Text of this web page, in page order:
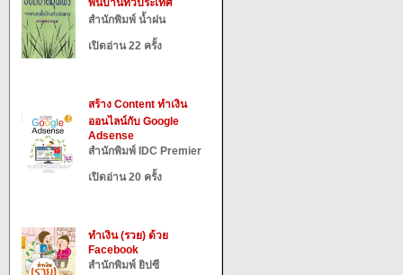
พื้นบ้านทั่วประเทศ
สำนักพิมพ์ น้ำฝน
เปิดอ่าน 22 ครั้ง
สร้าง Content ทำเงิน
ออนไลน์กับ Google
Adsense
สำนักพิมพ์ IDC Premier
เปิดอ่าน 20 ครั้ง
ทำเงิน (รวย) ด้วย
Facebook
สำนักพิมพ์ ยิปซี